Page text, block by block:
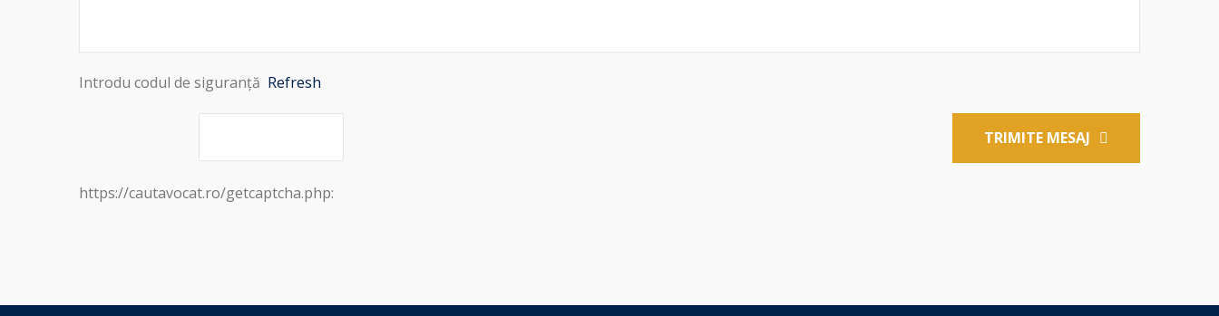
Introdu codul de siguranță Refresh
TRIMITE MESAJ
https://cautavocat.ro/getcaptcha.php: